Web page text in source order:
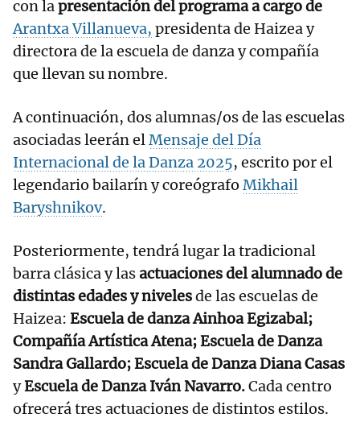
con lapresentación del programa a cargo de
Arantxa Villanueva, presidenta de Haizea y
directora de la escuela de danza y compañía
que llevan su nombre.
A continuación, dos alumnas/os de las escuelas
asociadas leerán elMensaje del Día
Internacional de la Danza 2025, escrito por el
legendario bailarín y coreógrafo Mikhail
Baryshnikov.
Posteriormente, tendrá lugar la tradicional
barra clásica y lasactuaciones del alumnado de
distintas edades y nivelesde las escuelas de
Haizea: Escuela de danza Ainhoa Egizabal;
Compañía Artística Atena; Escuela de Danza
Sandra Gallardo; Escuela de Danza Diana Casas
yEscuela de Danza Iván Navarro.Cada centro
ofrecerá tres actuaciones de distintos estilos.